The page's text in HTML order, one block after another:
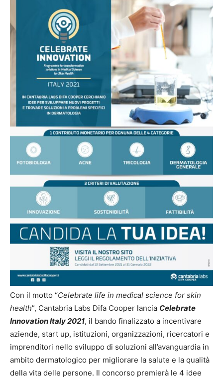
Con il motto “Celebrate life in medical science for skin
health”, Cantabria Labs Difa Cooper lancia Celebrate
Innovation Italy 2021, il bando finalizzato a incentivare
aziende, start up, istituzioni, organizzazioni, ricercatori e
imprenditori nello sviluppo di soluzioni all’avanguardia in
ambito dermatologico per migliorare la salute e la qualità
della vita delle persone. Il concorso premierà le 4 idee